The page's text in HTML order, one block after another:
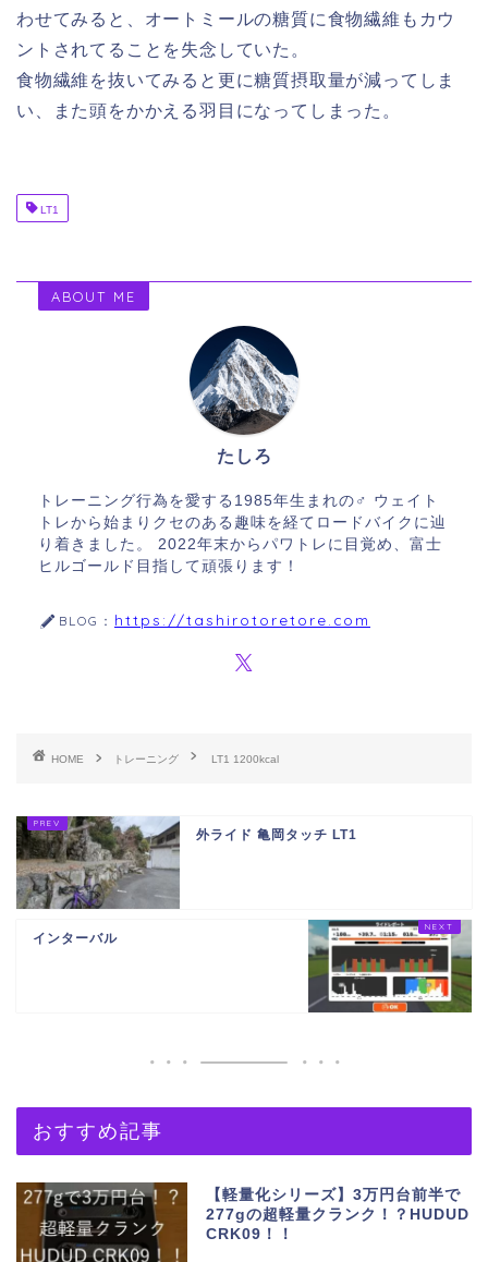
わせてみると、オートミールの糖質に食物繊維もカウ
ントされてることを失念していた。
食物繊維を抜いてみると更に糖質摂取量が減ってしま
い、また頭をかかえる羽目になってしまった。
LT1
ABOUT ME
たしろ
トレーニング行為を愛する1985年生まれの♂ ウェイト
トレから始まりクセのある趣味を経てロードバイクに辿
り着きました。 2022年末からパワトレに目覚め、富士
ヒルゴールド目指して頑張ります！
BLOG： https://tashirotoretore.com
HOME トレーニング LT1 1200kcal
外ライド 亀岡タッチ LT1
インターバル
おすすめ記事
【軽量化シリーズ】3万円台前半で
277gの超軽量クランク！？HUDUD
CRK09！！